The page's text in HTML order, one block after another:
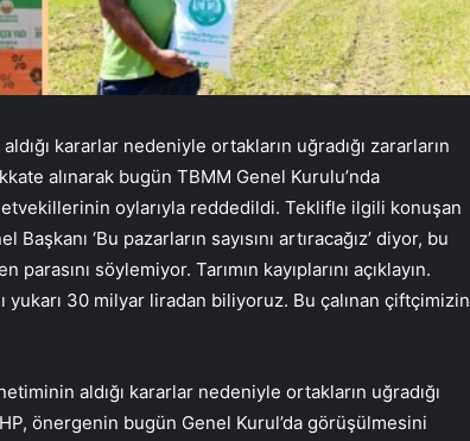
kararlar nedeniyle ortakların uğradığı zararların
alınarak bugün TBMM Genel Kurulu’nda
oylarıyla reddedildi. Teklifle ilgili konuşan
‘Bu pazarların sayısını artıracağız’ diyor, bu
söylemiyor. Tarımın kayıplarını açıklayın.
yukarı 30 milyar liradan biliyoruz. Bu çalınan çiftçimizin
aldığı kararlar nedeniyle ortakların uğradığı
önergenin bugün Genel Kurul’da görüşülmesini